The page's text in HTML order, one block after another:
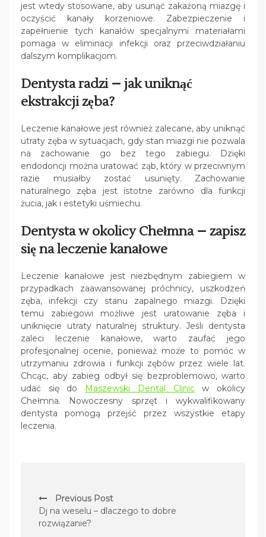
jest wtedy stosowane, aby usunąć zakażoną miazgę i
oczyścić kanały korzeniowe. Zabezpieczenie i
zapełnienie tych kanałów specjalnymi materiałami
pomaga w eliminacji infekcji oraz przeciwdziałaniu
dalszym komplikacjom.
Dentysta radzi – jak uniknąć
ekstrakcji zęba?
Leczenie kanałowe jest również zalecane, aby uniknąć
utraty zęba w sytuacjach, gdy stan miazgi nie pozwala
na zachowanie go bez tego zabiegu. Dzięki
endodoncji można uratować ząb, który w przeciwnym
razie musiałby zostać usunięty. Zachowanie
naturalnego zęba jest istotne zarówno dla funkcji
żucia, jak i estetyki uśmiechu.
Dentysta w okolicy Chełmna – zapisz
się na leczenie kanałowe
Leczenie kanałowe jest niezbędnym zabiegiem w
przypadkach zaawansowanej próchnicy, uszkodzeń
zęba, infekcji czy stanu zapalnego miazgi. Dzięki
temu zabiegowi możliwe jest uratowanie zęba i
uniknięcie utraty naturalnej struktury. Jeśli dentysta
zaleci leczenie kanałowe, warto zaufać jego
profesjonalnej ocenie, ponieważ może to pomóc w
utrzymaniu zdrowia i funkcji zębów przez wiele lat.
Chcąc, aby zabieg odbył się bezproblemowo, warto
udać się do Maszewski Dental Clinicw okolicy
Chełmna. Nowoczesny sprzęt i wykwalifikowany
dentysta pomogą przejść przez wszystkie etapy
leczenia.
a
w
Previous Post
Dj na weselu – dlaczego to dobre
rozwiązanie?